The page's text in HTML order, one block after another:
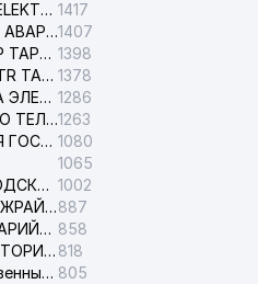
TOSHKENT SHAHAR ELEKTR TARMOQLARI KORXONASI АО 1417
ШАЙХАНТАХУРСКАЯ АВАРИЙНАЯ СЛУЖБА ЭЛЕКТРОСЕТИ1407
САМАРКАНД ЭЛЕКТР ТАРМОКЛАРИ АО 1398
SURHONDARYO ELEKTR TARMOKLARI АО 1378
АВАРИЙНАЯ СЛУЖБА ЭЛЕКТРОСЕТИ ТАШКЕНТСКОГО РАЙОНА 1286
СПРАВОЧНОЕ БЮРО О ТЕЛЕФОНАХ ОРГАНИЗАЦИЙ г. ТАШКЕНТА1263
ТЕЛЕФОНЫ ДОВЕРИЯ ГОСУДАРСТВЕННОГО ЦЕНТРА ТЕСТИРОВАНИЯ 1080
1065
ТАШКЕНТСКИЙ ГОРОДСКОЙ СУД ПО ГРАЖДАНСКИМ ДЕЛАМ 1002
ЯККАСАРАЙСКИЙ МЕЖРАЙОННЫЙ СУД ПО ГРАЖДАНСКИМ ДЕЛАМ887
ЮНУСАБАДСКАЯ АВАРИЙНАЯ СЛУЖБА ЭЛЕКТРОСЕТИ 858
НАВОИЙСКОЕ ТЕРРИТОРИАЛЬНОЕ ПРЕДПРИЯТИЕ ЭЛЕКТРОСЕТИ АО 818
Ташкентский следственный изолятор 805